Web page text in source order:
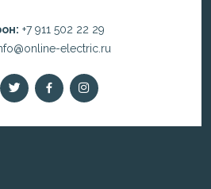
+7 911 502 22 29
electric.ru